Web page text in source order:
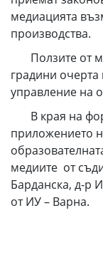
медиацията
производства.
Ползите от
градини
управление на
В края на
приложението
медиите от
Барданска, д-р
от ИУ – Варна.